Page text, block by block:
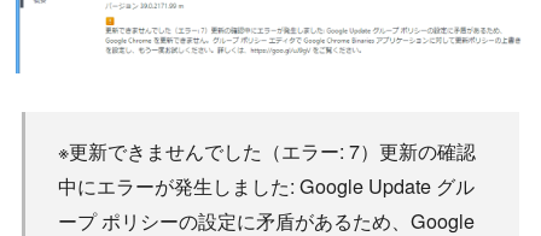
※更新できませんでした（エラー: 7）更新の確認
中にエラーが発生しました: Google Update グル
ープ ポリシーの設定に矛盾があるため、Google